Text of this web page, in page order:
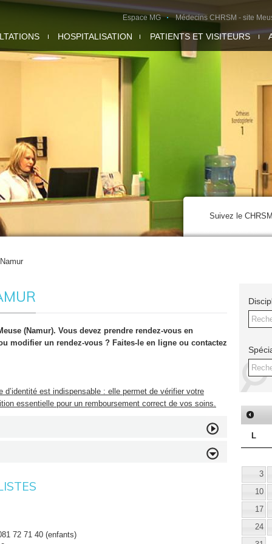
HOSPITALISATION PATIENTS ET VISITEURS
Espace MG Médecins CHRSM - site
Suivez le CHRSM
(Namur). Vous devez prendre rendez-vous en
modifier un rendez-vous ? Faites-le en ligne ou contactez
d’identité est indispensable : elle permet de vérifier votre
essentielle pour un remboursement correct de vos soins.
pour obtenir, modifier ou annuler un rendez-vous via
EN CONSULTATION
72 71 40 (enfants)
L
3
10
17
24